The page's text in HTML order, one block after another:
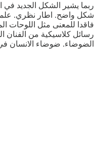
ربما يشير الشكل الجديد
شكل واضح. اطار نظري. علمي.
فاقدا للمعنى مثل اللوحات
رسائل كلاسيكية من
الضوضاء. ضوضاء الانسان